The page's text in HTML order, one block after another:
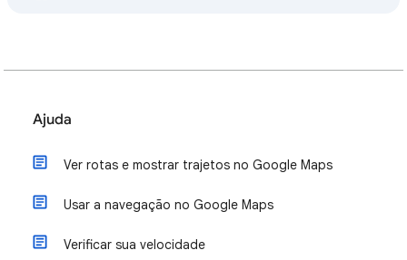
Ajuda
Ver rotas e mostrar trajetos no Google Maps
Usar a navegação no Google Maps
Verificar sua velocidade